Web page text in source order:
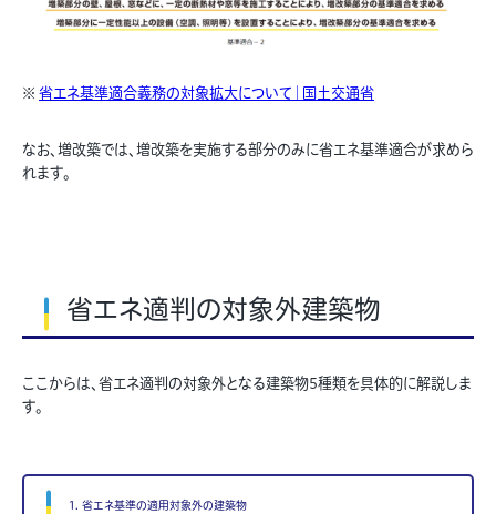
※ 省エネ基準適合義務の対象拡大について｜国土交通省
なお、増改築では、増改築を実施する部分のみに省エネ基準適合が求めら
れます。
省エネ適判の対象外建築物
ここからは、省エネ適判の対象外となる建築物5種類を具体的に解説しま
す。
1. 省エネ基準の適用対象外の建築物